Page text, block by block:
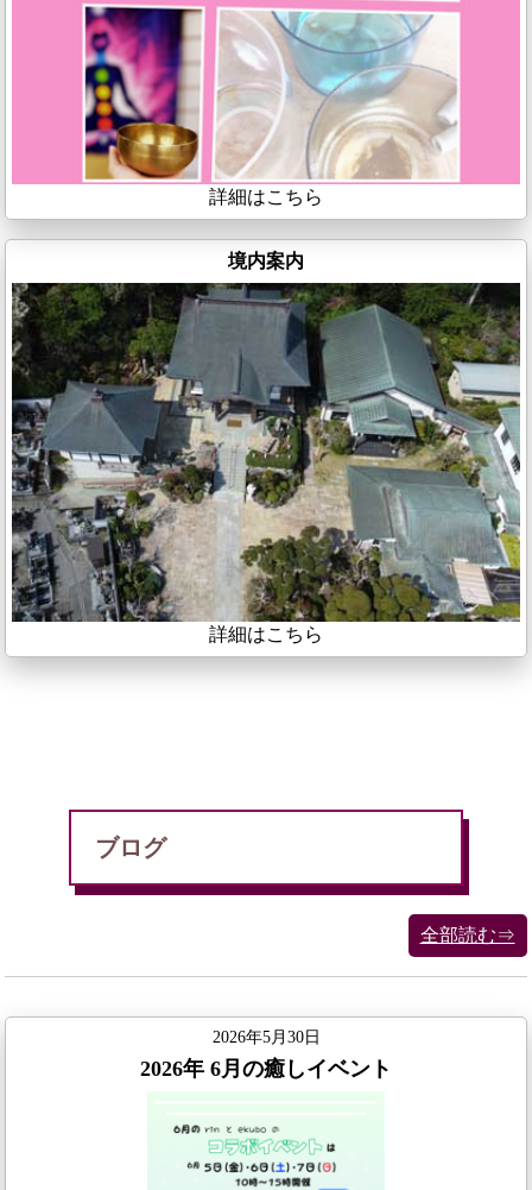
詳細はこちら
境内案内
詳細はこちら
ブログ
全部読む⇒
2026年5月30日
2026年 6月の癒しイベント